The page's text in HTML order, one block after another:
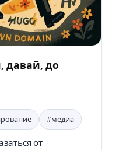
давай, до
#медиа
от